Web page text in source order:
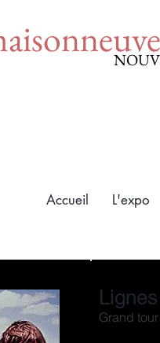
Accueil L'expo
Grand